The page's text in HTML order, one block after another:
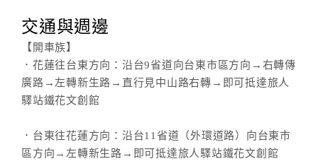
交通與週邊
【開車族】
．花蓮往台東方向：沿台9省道向台東市區方向→右轉傳
廣路→左轉新生路→直行見中山路右轉→即可抵達旅人
驛站鐵花文創館
．台東往花蓮方向：沿台11省道（外環道路）向台東市
區方向→左轉新生路→即可抵達旅人驛站鐵花文創館